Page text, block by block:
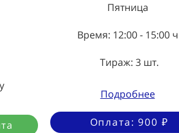
Пятница
Время: 12:00 - 15:00
Тираж: 3 шт.
Подробнее
Оплата: 900 ₽